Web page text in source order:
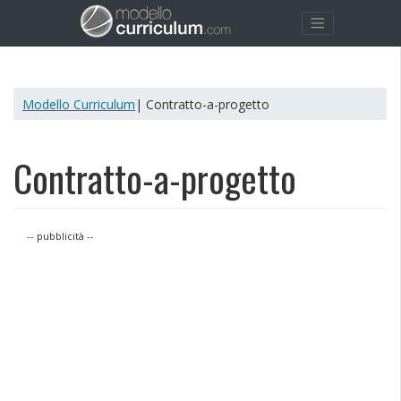
Modello Curriculum | Contratto-a-progetto
Contratto-a-progetto
-- pubblicità --